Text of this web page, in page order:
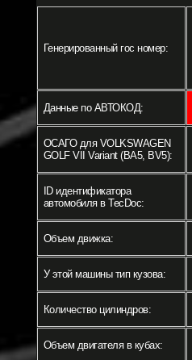
Генерированный гос номер:
Данные по АВТОКОД:
ОСАГО для VOLKSWAGEN
GOLF VII Variant (BA5, BV5):
ID идентификатора
автомобиля в TecDoc:
Объем движка:
У этой машины тип кузова:
Количество цилиндров:
Объем двигателя в кубах: